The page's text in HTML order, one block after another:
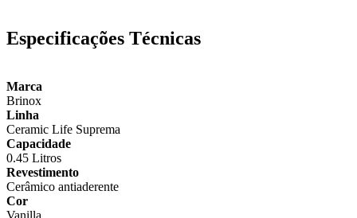
Especificações Técnicas
Marca
Brinox
Linha
Ceramic Life Suprema
Capacidade
0.45 Litros
Revestimento
Cerâmico antiaderente
Cor